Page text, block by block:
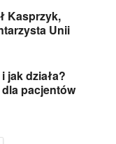
Kasprzyk,
Unii
jak działa?
pacjentów